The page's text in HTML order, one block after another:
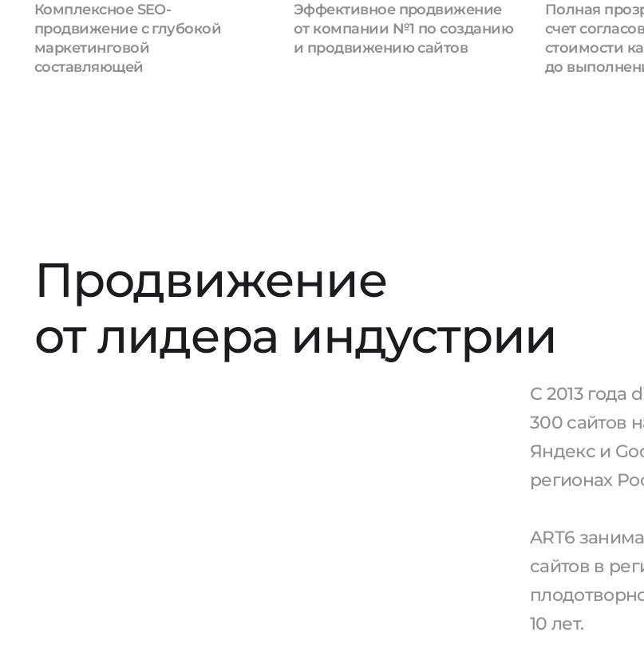
Комплексное SEO-
продвижение с глубокой
маркетинговой
составляющей
Эффективное продвижение
от компании №1 по созданию
и продвижению сайтов
Полная
счет
стоимости
до
Продвижение
от лидера индустрии
С 2013 года
300 сайтов
Яндекс и
регионах
ART6
сайтов в
10 лет.